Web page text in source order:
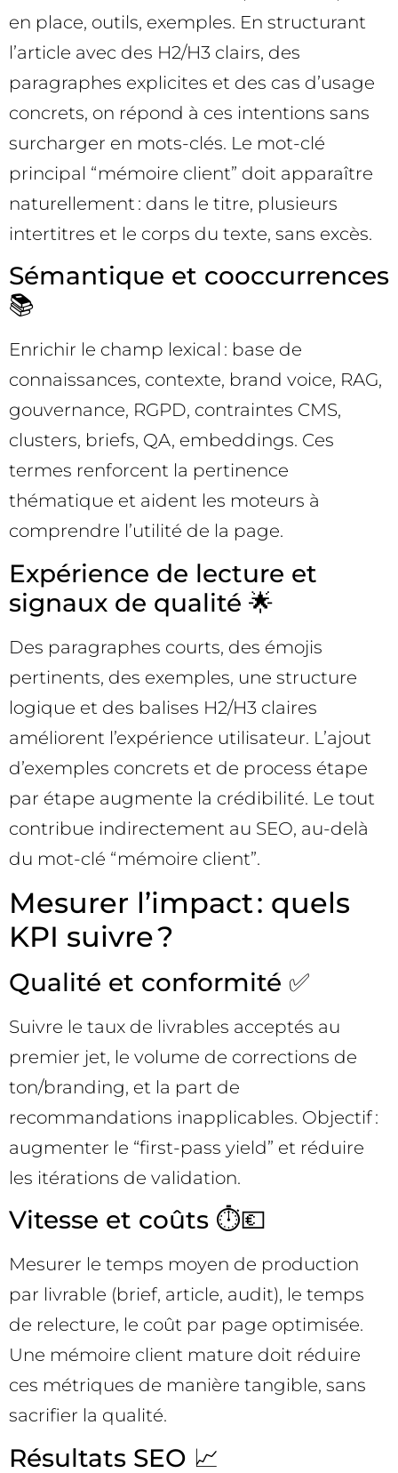
en place, outils, exemples. En structurant
l’article avec des H2/H3 clairs, des
paragraphes explicites et des cas d’usage
concrets, on répond à ces intentions sans
surcharger en mots-clés. Le mot-clé
principal “mémoire client” doit apparaître
naturellement : dans le titre, plusieurs
intertitres et le corps du texte, sans excès.
Sémantique et cooccurrences
📚
Enrichir le champ lexical : base de
connaissances, contexte, brand voice, RAG,
gouvernance, RGPD, contraintes CMS,
clusters, briefs, QA, embeddings. Ces
termes renforcent la pertinence
thématique et aident les moteurs à
comprendre l’utilité de la page.
Expérience de lecture et
signaux de qualité 🌟
Des paragraphes courts, des émojis
pertinents, des exemples, une structure
logique et des balises H2/H3 claires
améliorent l’expérience utilisateur. L’ajout
d’exemples concrets et de process étape
par étape augmente la crédibilité. Le tout
contribue indirectement au SEO, au-delà
du mot-clé “mémoire client”.
Mesurer l’impact : quels
KPI suivre ?
Qualité et conformité ✅
Suivre le taux de livrables acceptés au
premier jet, le volume de corrections de
ton/branding, et la part de
recommandations inapplicables. Objectif :
augmenter le “first-pass yield” et réduire
les itérations de validation.
Vitesse et coûts ⏱️💶
Mesurer le temps moyen de production
par livrable (brief, article, audit), le temps
de relecture, le coût par page optimisée.
Une mémoire client mature doit réduire
ces métriques de manière tangible, sans
sacrifier la qualité.
Résultats SEO 📈